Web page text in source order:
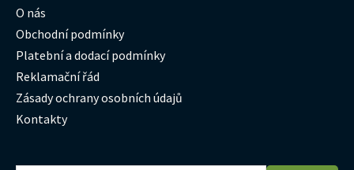
O nás
Obchodní podmínky
Platební a dodací podmínky
Reklamační řád
Zásady ochrany osobních údajů
Kontakty